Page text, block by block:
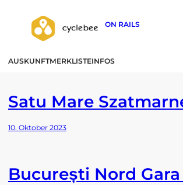
springen
ON RAILS
AUSKUNFTMERKLISTEINFOS
Satu Mare
10. Oktober 2023
București Nord